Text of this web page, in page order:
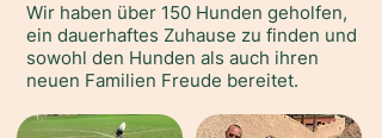
Wir haben über 150 Hunden geholfen,
ein dauerhaftes Zuhause zu finden und
sowohl den Hunden als auch ihren
neuen Familien Freude bereitet.